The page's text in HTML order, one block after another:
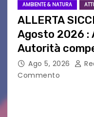
AMBIENTE & NATURA
ALLERTA
Agosto 2026 :
Autorità
Ago 5, 2026
Commento